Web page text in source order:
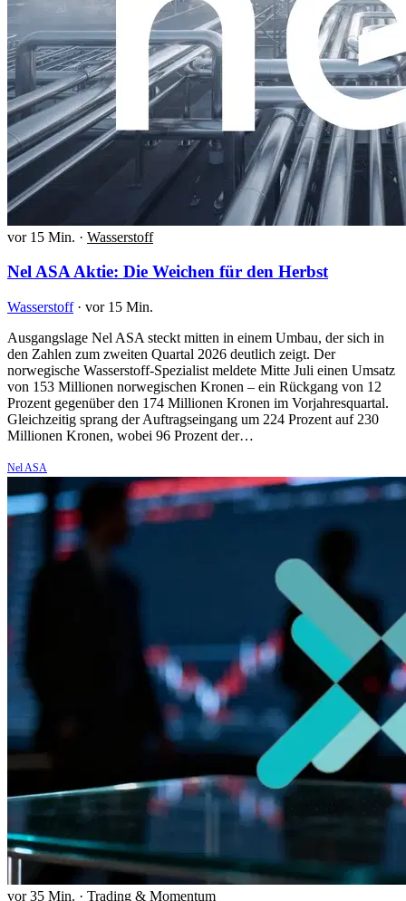
vor 15 Min. · Wasserstoff
Nel ASA Aktie: Die Weichen für den Herbst
Wasserstoff · vor 15 Min.
Ausgangslage Nel ASA steckt mitten in einem Umbau, der sich in
den Zahlen zum zweiten Quartal 2026 deutlich zeigt. Der
norwegische Wasserstoff-Spezialist meldete Mitte Juli einen Umsatz
von 153 Millionen norwegischen Kronen – ein Rückgang von 12
Prozent gegenüber den 174 Millionen Kronen im Vorjahresquartal.
Gleichzeitig sprang der Auftragseingang um 224 Prozent auf 230
Millionen Kronen, wobei 96 Prozent der…
Nel ASA
vor 35 Min. · Trading & Momentum